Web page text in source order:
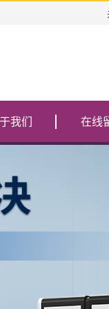
我们 在线